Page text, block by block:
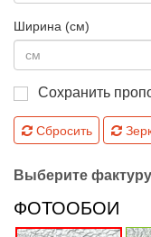
Ширина (см)
Сохранить
Сбросить
Выберите
ФОТООБОИ